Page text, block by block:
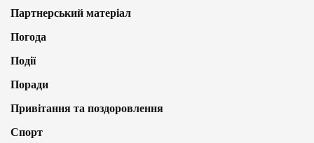
Партнерський матеріал
Погода
Події
Поради
Привітання та поздоровлення
Спорт